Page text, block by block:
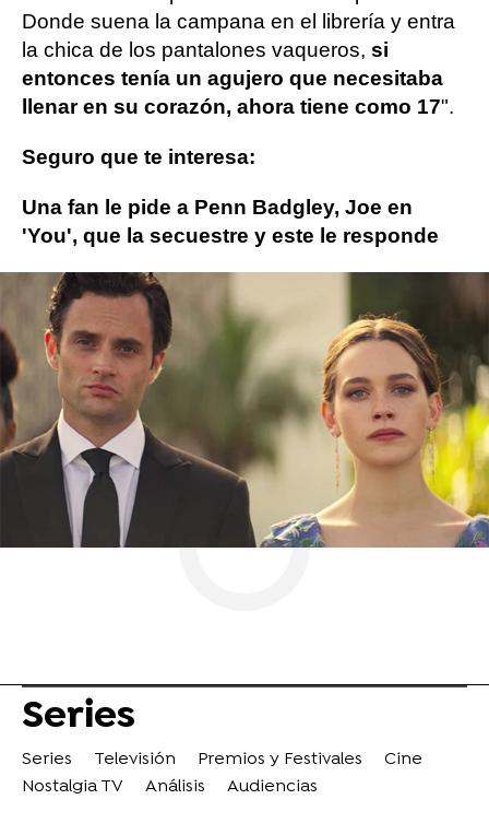
Donde suena la campana en el librería y entra
la chica de los pantalones vaqueros, si
entonces tenía un agujero que necesitaba
llenar en su corazón, ahora tiene como 17".
Seguro que te interesa:
Una fan le pide a Penn Badgley, Joe en
'You', que la secuestre y este le responde
Netflix Penn Badgley
ObjetivoTV » Series
Series
Series Televisión Premios y Festivales
Cine
Nostalgia TV
Análisis Audiencias